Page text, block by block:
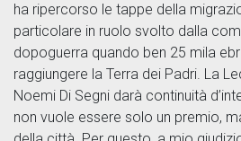
ha ripercorso le tappe della
particolare in ruolo svolto dalla
dopoguerra quando ben 25 mila
raggiungere la Terra dei Padri. La
Noemi Di Segni darà continuità
non vuole essere solo un premio,